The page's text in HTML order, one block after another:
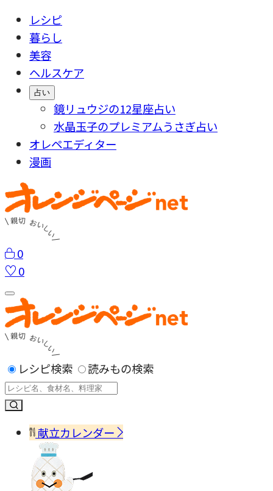
レシピ
暮らし
美容
ヘルスケア
占い
鏡リュウジの12星座占い
水晶玉子のプレミアムうさぎ占い
オレペエディター
漫画
0
0
レシピ検索 読みもの検索
献立カレンダー